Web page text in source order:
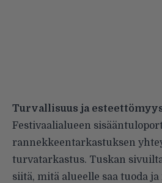
Turvallisuus ja
Festivaalialueen
rannekkeentarkastuksen
turvatarkastus. Tuskan
siitä, mitä alueelle saa tuoda